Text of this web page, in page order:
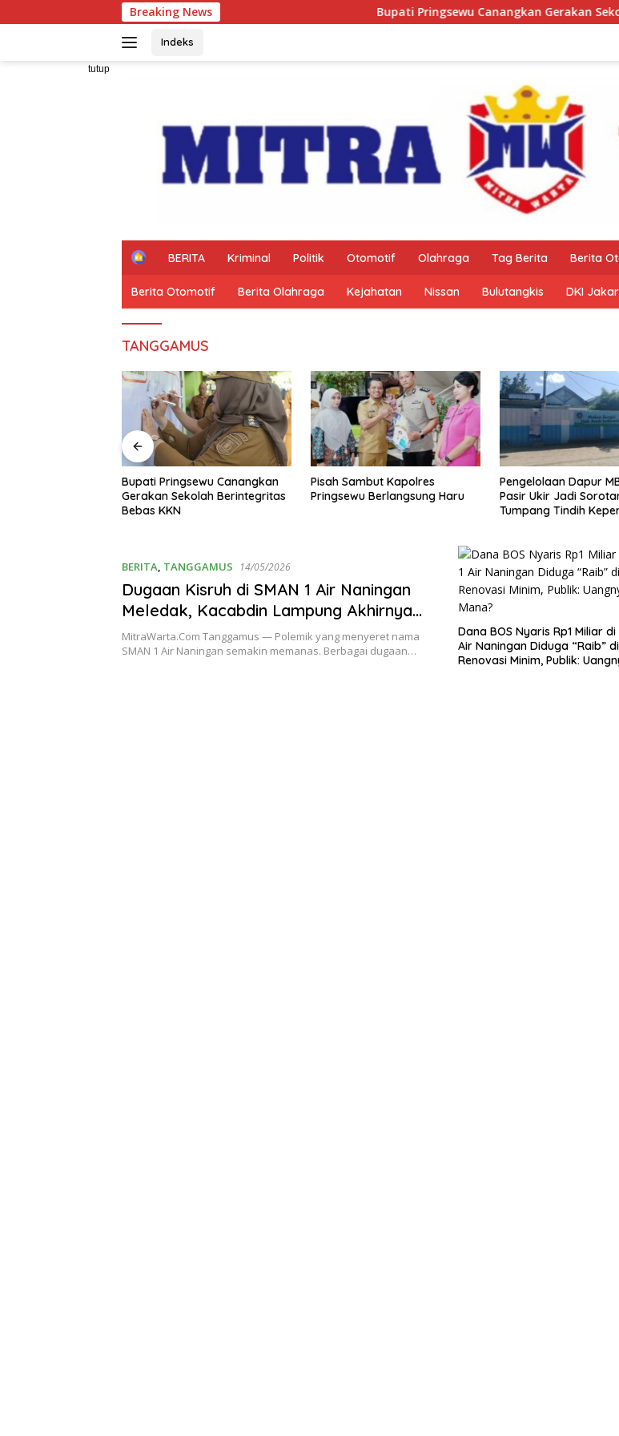
ke
Breaking News Bupati Pringsewu Canangkan Gerakan Sekolah
Indeks
tutup
H
m
e
BERITA Kriminal Politik Otomotif Olahraga Tag Berita Berita
Berita Otomotif Berita Olahraga Kejahatan Nissan Bulutangkis DKI
TANGGAMUS
Pisah Sambut Kapolres
Pringsewu Berlangsung Haru
Pengelolaan Dapur MBG Di
Pasir Ukir Jadi Sorotan: Diduga
Respons Cepat Polsek
Ratu, Mobil
Pengiriman Paket
BERITA, TANGGAMUS 14/05/2026
Dugaan Kisruh di SMAN 1 Air Naningan
Meledak, Kacabdin Lampung Akhirnya
Turun Tangan dan Siapkan Pemanggilan
Kepsek
MitraWarta.Com Tanggamus — Polemik yang menyeret nama
SMAN 1 Air Naningan semakin memanas. Berbagai dugaan…
Dana BOS Nyaris Rp1 Miliar di
Air Naningan Diduga “Raib”
Renovasi Minim, Publik: